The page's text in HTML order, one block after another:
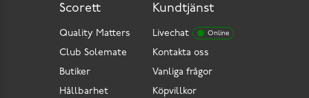
Kundtjänst
Livechat Online
Kontakta oss
Vanliga frågor
Köpvillkor
Scorett
Quality Matters
Club Solemate
Butiker
Hållbarhet